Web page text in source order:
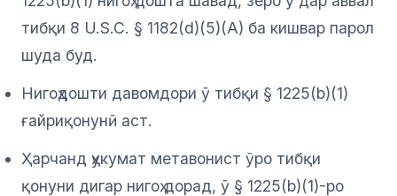
тибқи 8 U.S.C. § 1182(d)(5)(A) ба кишвар парол
шуда буд.
Нигоҳдошти давомдори ӯ тибқи § 1225(b)(1)
ғайриқонунӣ аст.
Ҳарчанд ҳукумат метавонист ӯро тибқи
қонуни дигар нигоҳ дорад, ӯ § 1225(b)(1)-ро